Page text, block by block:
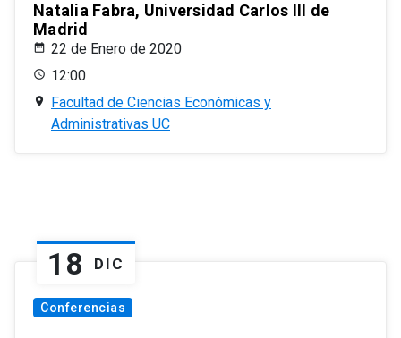
Natalia Fabra, Universidad Carlos III de
Madrid
22 de Enero de 2020
12:00
Facultad de Ciencias Económicas y
Administrativas UC
18 DIC
Conferencias